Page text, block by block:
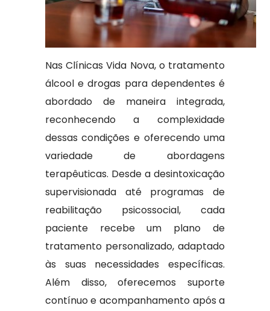
Nas Clínicas Vida Nova, o tratamento
álcool e drogas para dependentes é
abordado de maneira integrada,
reconhecendo a complexidade
dessas condições e oferecendo uma
variedade de abordagens
terapêuticas. Desde a desintoxicação
supervisionada até programas de
reabilitação psicossocial, cada
paciente recebe um plano de
tratamento personalizado, adaptado
às suas necessidades específicas.
Além disso, oferecemos suporte
contínuo e acompanhamento após a